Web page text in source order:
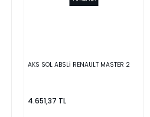
AKS SOL ABSLİ RENAULT MASTER 2
4.651,37 TL